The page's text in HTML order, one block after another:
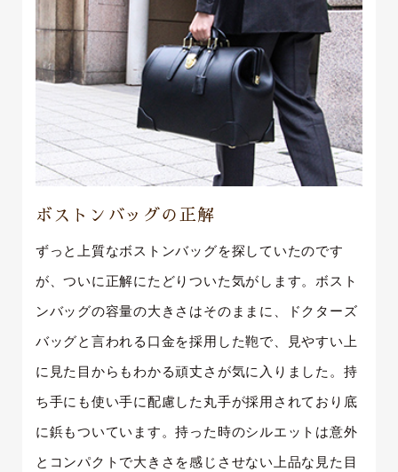
ボストンバッグの正解
ずっと上質なボストンバッグを探していたのです
が、ついに正解にたどりついた気がします。ボスト
ンバッグの容量の大きさはそのままに、ドクターズ
バッグと言われる口金を採用した鞄で、見やすい上
に見た目からもわかる頑丈さが気に入りました。持
ち手にも使い手に配慮した丸手が採用されており底
に鋲もついています。持った時のシルエットは意外
とコンパクトで大きさを感じさせない上品な見た目